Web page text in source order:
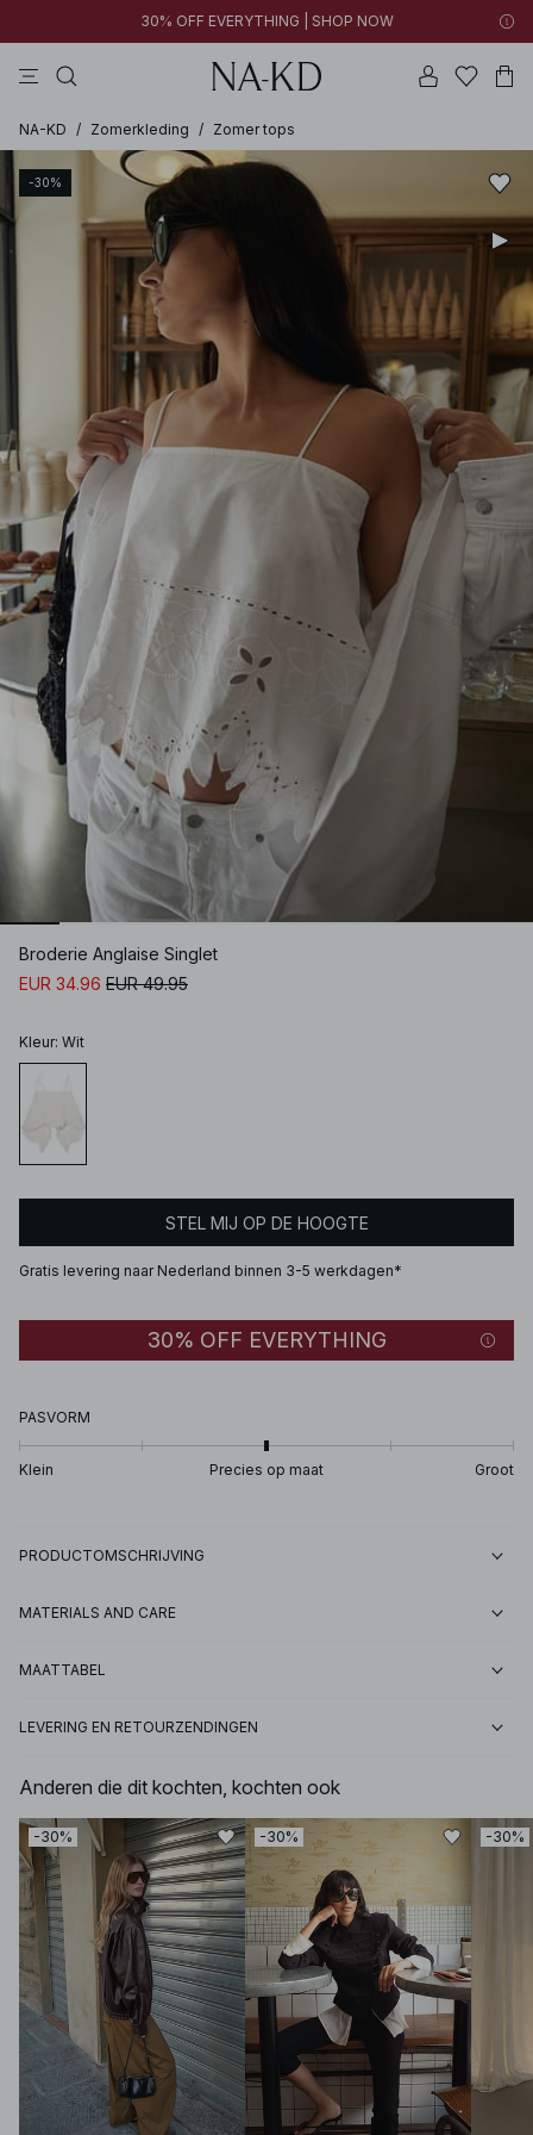
30% OFF EVERYTHING | SHOP NOW
NA-KD / Zomerkleding / Zomer tops
-30%
Broderie Anglaise Singlet
EUR 34.96 EUR 49.95
Kleur: Wit
STEL MIJ OP DE HOOGTE
Gratis levering naar Nederland binnen 3-5 werkdagen*
30% OFF EVERYTHING
PASVORM
Klein Precies op maat Groot
PRODUCTOMSCHRIJVING
MATERIALS AND CARE
MAATTABEL
LEVERING EN RETOURZENDINGEN
Anderen die dit kochten, kochten ook
-30% -30% -30%